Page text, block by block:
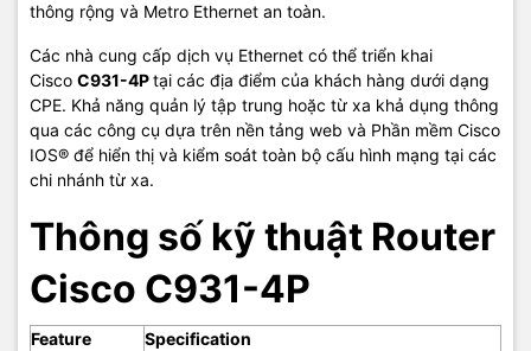
thông rộng và Metro Ethernet an toàn.
Các nhà cung cấp dịch vụ Ethernet có thể triển khai
Cisco C931-4Ptại các địa điểm của khách hàng dưới dạng
CPE. Khả năng quản lý tập trung hoặc từ xa khả dụng thông
qua các công cụ dựa trên nền tảng web và Phần mềm Cisco
IOS® để hiển thị và kiểm soát toàn bộ cấu hình mạng tại các
chi nhánh từ xa.
Thông số kỹ thuật Router
Cisco C931-4P
Feature Specification
- Hierarchical QoS (HQoS)
Management
- Cisco Configuration Professional
- Cisco Configuration Express
- Cisco Configuration Engine support
- Cisco IP Service-Level Agreement (IP SLA)
- Cisco IOS Embedded Event Manager (EEM)
- CiscoWorks